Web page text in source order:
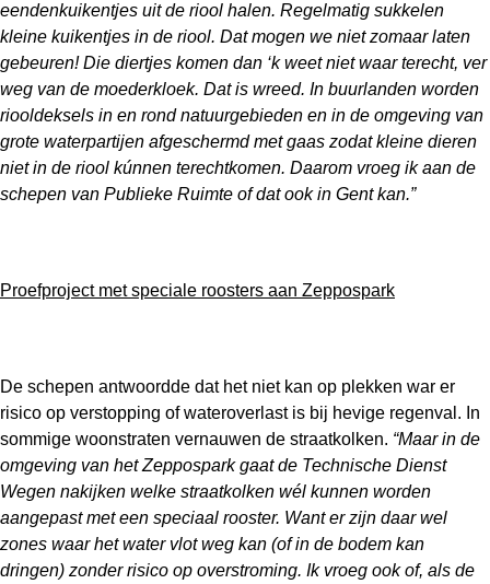
eendenkuikentjes uit de riool halen. Regelmatig sukkelen
kleine kuikentjes in de riool. Dat mogen we niet zomaar laten
gebeuren! Die diertjes komen dan ‘k weet niet waar terecht, ver
weg van de moederkloek. Dat is wreed. In buurlanden worden
riooldeksels in en rond natuurgebieden en in de omgeving van
grote waterpartijen afgeschermd met gaas zodat kleine dieren
niet in de riool kúnnen terechtkomen. Daarom vroeg ik aan de
schepen van Publieke Ruimte of dat ook in Gent kan.”
Proefproject met speciale roosters aan Zeppospark
De schepen antwoordde dat het niet kan op plekken war er
risico op verstopping of wateroverlast is bij hevige regenval. In
sommige woonstraten vernauwen de straatkolken. “Maar in de
omgeving van het Zeppospark gaat de Technische Dienst
Wegen nakijken welke straatkolken wél kunnen worden
aangepast met een speciaal rooster. Want er zijn daar wel
zones waar het water vlot weg kan (of in de bodem kan
dringen) zonder risico op overstroming. Ik vroeg ook of, als de